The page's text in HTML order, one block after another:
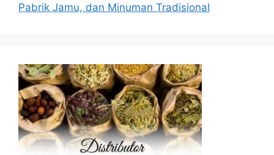
Pabrik Jamu, dan Minuman Tradisional